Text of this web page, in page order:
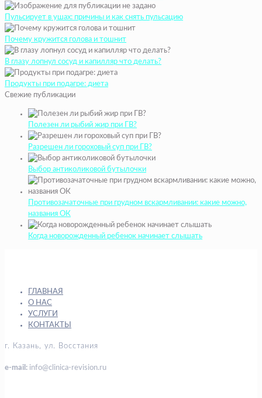
Пульсирует в ушах: причины и как снять пульсацию
Почему кружится голова и тошнит
В глазу лопнул сосуд и капилляр что делать?
Продукты при подагре: диета
Свежие публикации
Полезен ли рыбий жир при ГВ?
Разрешен ли гороховый суп при ГВ?
Выбор антиколиковой бутылочки
Противозачаточные при грудном вскармливании: какие можно,
названия ОК
Когда новорожденный ребенок начинает слышать
ГЛАВНАЯ
О НАС
УСЛУГИ
КОНТАКТЫ
г. Казань, ул. Восстания
e-mail: info@clinica-revision.ru